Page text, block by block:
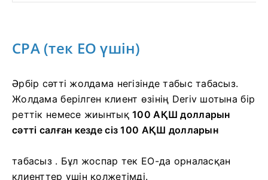
CPA (тек ЕО үшін)
Әрбір сәтті жолдама негізінде табыс табасыз.
Жолдама берілген клиент өзінің Deriv шотынабір
реттік немесе жиынтық100 АҚШ долларын
сәтті салған кезде сіз100 АҚШ долларын
табасыз . Бұл жоспар тек ЕО-да орналасқан
клиенттер үшін қолжетімді.